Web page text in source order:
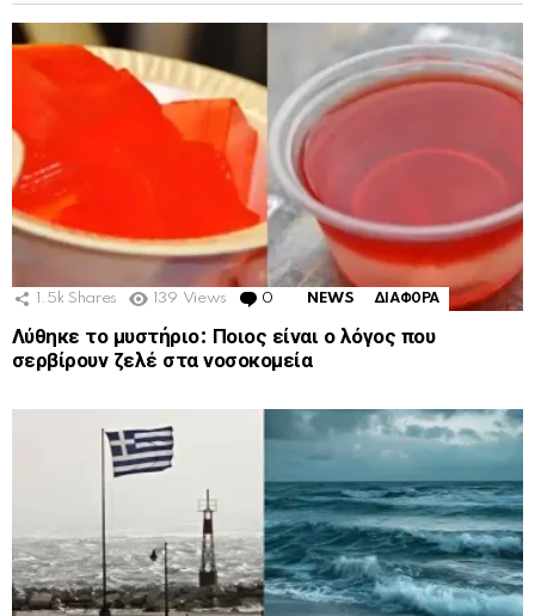
1.5k Shares 139 Views 0 Comments
NEWS ΔΙΑΦΟΡΑ
Λύθηκε το μυστήριο: Ποιος είναι ο λόγος που
σερβίρουν ζελέ στα νοσοκομεία